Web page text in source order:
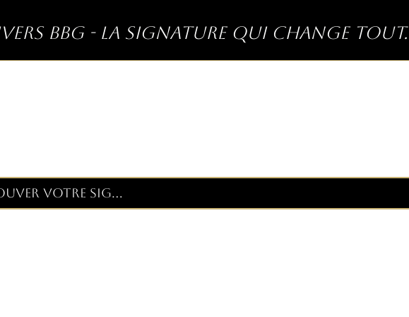
BBG - La signature qui change tout.